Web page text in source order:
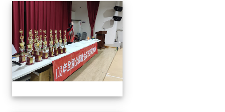
113年全國北區師生盃巧固